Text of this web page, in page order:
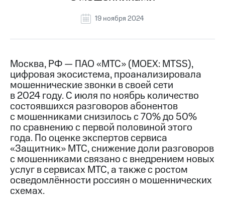
информация
Контакты
Медиа-центр
Пресс-
релизы
МТС
о технологиях
Достижения
Интервью
Финансовая
отчетность
19 ноября 2024
Москва, РФ — ПАО «МТС» (MOEX: MTSS),
цифровая экосистема, проанализировала
мошеннические звонки в своей сети
в 2024 году. С июля по ноябрь количество
состоявшихся разговоров абонентов
с мошенниками снизилось с 70% до 50%
по сравнению с первой половиной этого
года. По оценке экспертов сервиса
«Защитник» МТС, снижение доли разговоров
с мошенниками связано с внедрением новых
услуг в сервисах МТС, а также с ростом
осведомлённости россиян о мошеннических
схемах.